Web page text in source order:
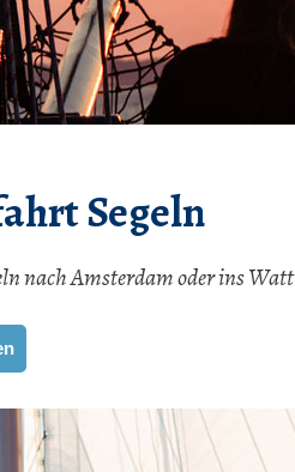
Segeln
nach Amsterdam oder ins Watt